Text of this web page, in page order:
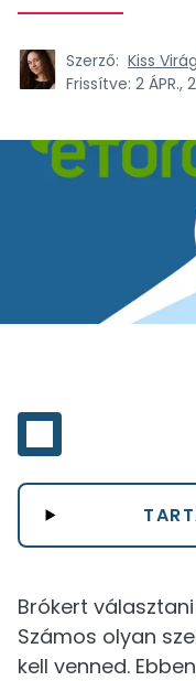
Szerző: Kiss Virág
Frissítve: 2 ÁPR.,
Brókert
Számos olyan
kell venned.